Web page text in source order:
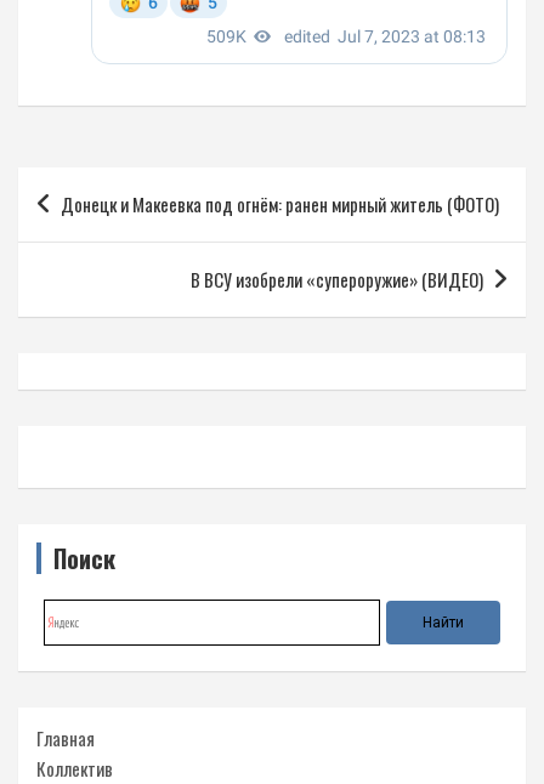
Навигация
по
Донецк и Макеевка под огнём: ранен мирный житель (ФОТО)
В ВСУ изобрели «супероружие» (ВИДЕО)
Поиск
Главная
Коллектив